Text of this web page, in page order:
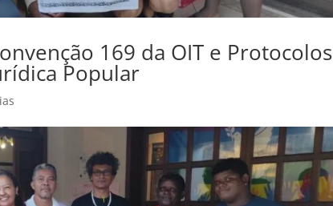
169 da OIT e Protocolos
Popular